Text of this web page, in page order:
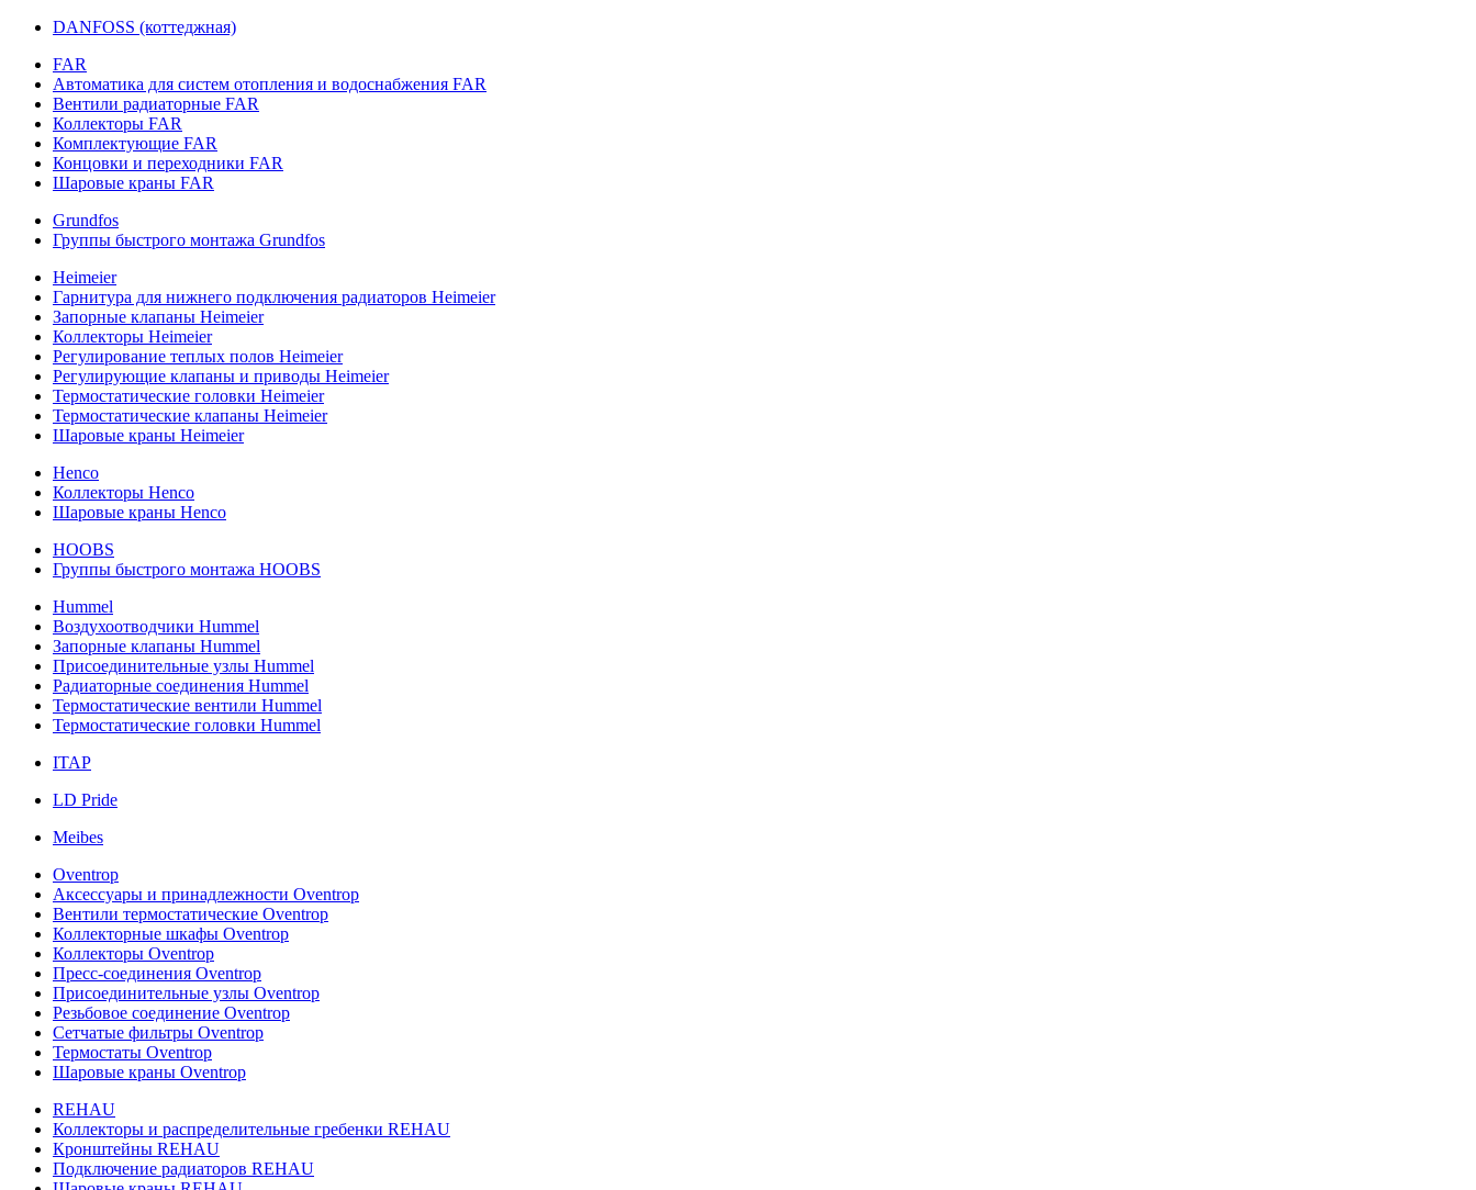
DANFOSS (коттеджная)
FAR
Автоматика для систем отопления и водоснабжения FAR
Вентили радиаторные FAR
Коллекторы FAR
Комплектующие FAR
Концовки и переходники FAR
Шаровые краны FAR
Grundfos
Группы быстрого монтажа Grundfos
Heimeier
Гарнитура для нижнего подключения радиаторов Heimeier
Запорные клапаны Heimeier
Коллекторы Heimeier
Регулирование теплых полов Heimeier
Регулирующие клапаны и приводы Heimeier
Термостатические головки Heimeier
Термостатические клапаны Heimeier
Шаровые краны Heimeier
Henco
Коллекторы Henco
Шаровые краны Henco
HOOBS
Группы быстрого монтажа HOOBS
Hummel
Воздухоотводчики Hummel
Запорные клапаны Hummel
Присоединительные узлы Hummel
Радиаторные соединения Hummel
Термостатические вентили Hummel
Термостатические головки Hummel
ITAP
LD Pride
Meibes
Oventrop
Аксессуары и принадлежности Oventrop
Вентили термостатические Oventrop
Коллекторные шкафы Oventrop
Коллекторы Oventrop
Пресс-соединения Oventrop
Присоединительные узлы Oventrop
Резьбовое соединение Oventrop
Сетчатые фильтры Oventrop
Термостаты Oventrop
Шаровые краны Oventrop
REHAU
Коллекторы и распределительные гребенки REHAU
Кронштейны REHAU
Подключение радиаторов REHAU